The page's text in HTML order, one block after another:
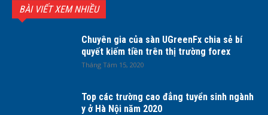
BÀI VIẾT XEM NHIỀU
Chuyên gia của sàn UGreenFx chia sẻ bí
quyết kiếm tiền trên thị trường forex
Tháng Tám 15, 2020
Top các trường cao đẳng tuyển sinh ngành
y ở Hà Nội năm 2020